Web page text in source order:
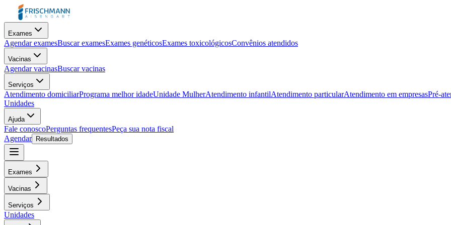
Exames
Agendar examesBuscar examesExames genéticosExames toxicológicosConvênios atendidos
Vacinas
Agendar vacinasBuscar vacinas
Serviços
Atendimento domiciliarPrograma melhor idadeUnidade MulherAtendimento infantilAtendimento particularAtendimento em empresasPré-
Unidades
Ajuda
Fale conoscoPerguntas frequentesPeça sua nota fiscal
Agendar
Resultados
Exames
Vacinas
Serviços
Unidades